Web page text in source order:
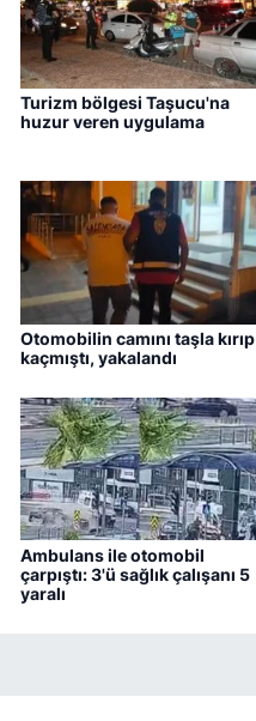
Turizm bölgesi Taşucu'na
huzur veren uygulama
Otomobilin camını taşla kırıp
kaçmıştı, yakalandı
Ambulans ile otomobil
çarpıştı: 3'ü sağlık çalışanı 5
yaralı